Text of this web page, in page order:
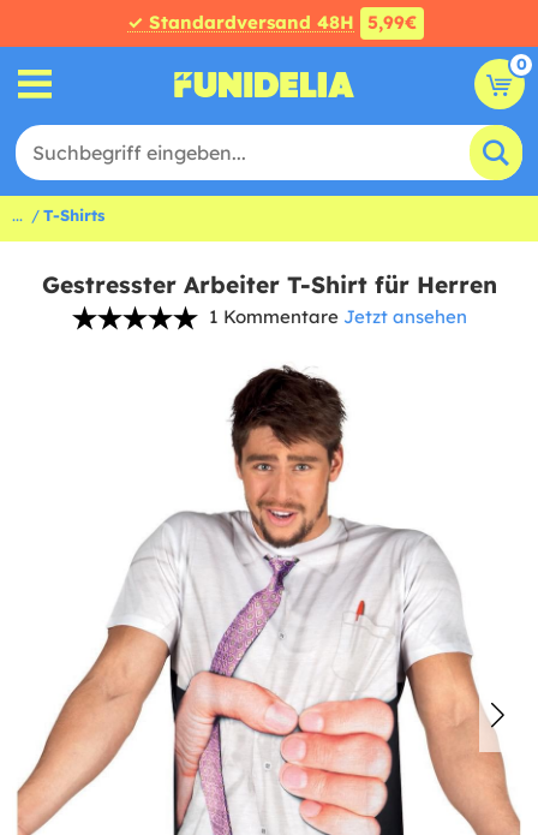
✓ Standardversand 48H 5,99€
0
... T-Shirts
Gestresster Arbeiter T-Shirt für Herren
1 Kommentare Jetzt ansehen